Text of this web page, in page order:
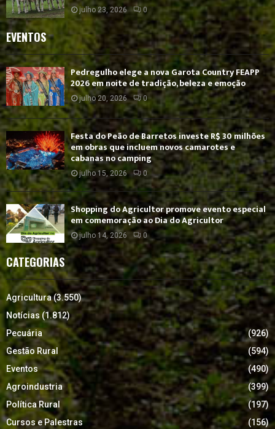
julho 23, 2026 0
EVENTOS
Pedregulho elege a nova Garota Country FEAPP
2026 em noite de tradição, beleza e emoção
julho 20, 2026 0
Festa do Peão de Barretos investe R$ 30 milhões
em obras que incluem novos camarotes e
cabanas no camping
julho 15, 2026 0
Shopping do Agricultor promove evento especial
em comemoração ao Dia do Agricultor
julho 14, 2026 0
CATEGORIAS
Agricultura(3.550)
Notícias (1.812)
Pecuária
(926)
Gestão Rural
(594)
Eventos
(490)
Agroindustria
(399)
Política Rural
(197)
Cursos e Palestras
(156)